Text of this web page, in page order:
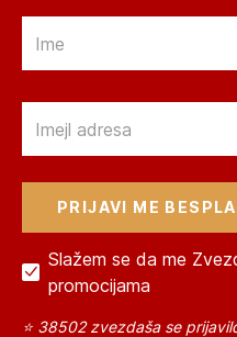
Slažem se da me
promocijama
⭐ 38502 zvezdaša se